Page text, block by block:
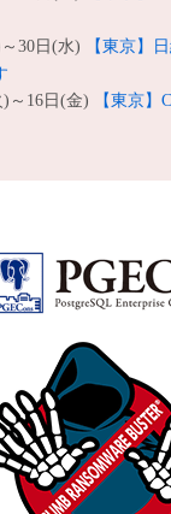
30日(水)
【東京】
)～16日(金)
【東京】